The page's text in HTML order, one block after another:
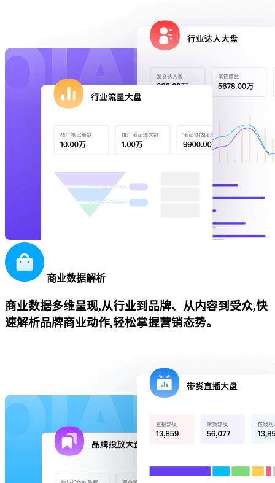
商业数据解析
商业数据多维呈现,从行业到品牌、从内容到受众,快
速解析品牌商业动作,轻松掌握营销态势。